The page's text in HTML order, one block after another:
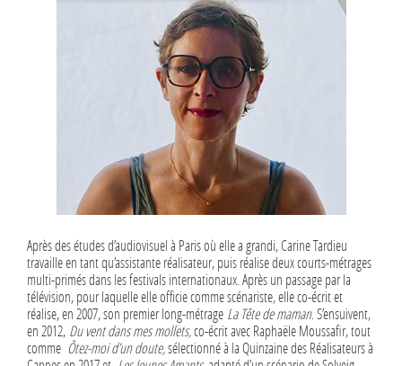
Après des études d’audiovisuel à Paris où elle a grandi, Carine Tardieu
travaille en tant qu’assistante réalisateur, puis réalise deux courts-métrages
multi-primés dans les festivals internationaux. Après un passage par la
télévision, pour laquelle elle officie comme scénariste, elle co-écrit et
réalise, en 2007, son premier long-métrage La Tête de maman. S’ensuivent,
en 2012, Du vent dans mes mollets,co-écrit avec Raphaële Moussafir, tout
comme Ôtez-moi d’un doute,sélectionné à la Quinzaine des Réalisateurs à